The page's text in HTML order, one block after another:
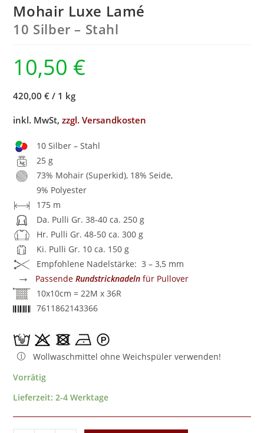
Mohair Luxe Lamé
10 Silber – Stahl
10,50 €
420,00 € / 1 kg
inkl. MwSt,zzgl. Versandkosten
10 Silber – Stahl
25 g
73% Mohair (Superkid), 18% Seide,
9% Polyester
175 m
Da. Pulli Gr. 38-40 ca. 250 g
Hr. Pulli Gr. 48-50 ca. 300 g
Ki. Pulli Gr. 10 ca. 150 g
Empfohlene Nadelstärke: 3 – 3,5 mm
→ PassendeRundstricknadeln für Pullover
10x10cm = 22M x 36R
7611862143366
Wollwaschmittel ohne Weichspüler verwenden!
Vorrätig
Lieferzeit:2-4 Werktage